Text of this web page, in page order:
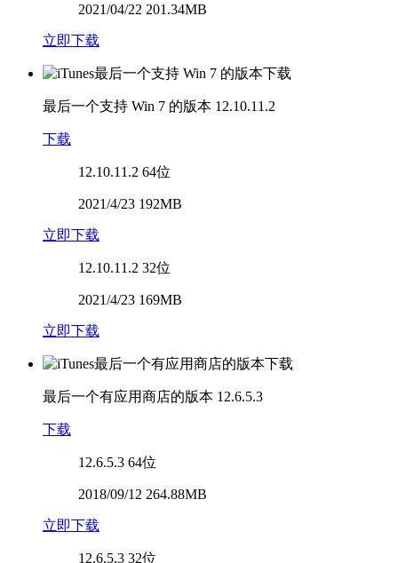
2021/04/22 201.34MB
立即下载
最后一个支持 Win 7 的版本 12.10.11.2
下载
12.10.11.2 64位
2021/4/23 192MB
立即下载
12.10.11.2 32位
2021/4/23 169MB
立即下载
最后一个有应用商店的版本 12.6.5.3
下载
12.6.5.3 64位
2018/09/12 264.88MB
立即下载
12.6.5.3 32位